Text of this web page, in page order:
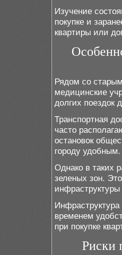
Изучение
покупке и
квартиры или
Рядом со
медицинские
долгих поездок
Транспортная
часто
остановок
городу удобным.
Однако в таких
зеленых зон.
Инфраструктура
временем
при покупке
Риски